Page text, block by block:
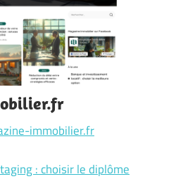
immobilier.fr
: choisir le diplôme